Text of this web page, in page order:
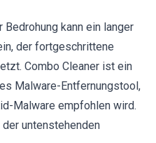
Bedrohung kann ein langer
der fortgeschrittene
Combo Cleaner ist ein
Malware-Entfernungstool,
Malware empfohlen wird.
untenstehenden